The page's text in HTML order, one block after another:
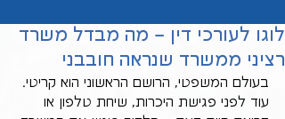
לוגו לעורכי דין – מה מבדל משרד
רציני ממשרד שנראה חובבני
בעולם המשפטי, הרושם הראשוני הוא קריטי.
עוד לפני פגישת היכרות, שיחת טלפון או